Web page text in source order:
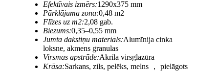
Efektīvais izmērs:1290x375 mm
Pārklājuma zona:0,48 m2
Flīzes uz m2:2,08 gab.
Biezums:0,35–0,55 mm
Jumta dakstiņu materiāls:Alumīnija cinka
loksne, akmens granulas
Virsmas apstrāde:Akrila virsglazūra
Krāsa:Sarkans, zils, pelēks, melns ， pielāgots